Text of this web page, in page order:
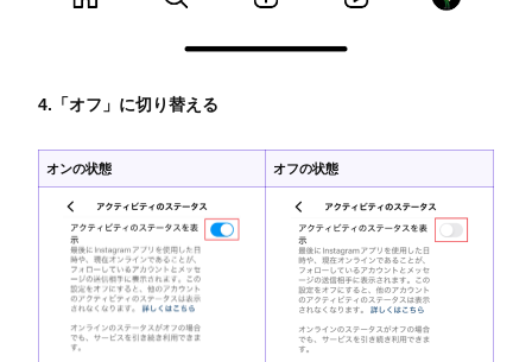
4.「オフ」に切り替える
オンの状態 オフの状態